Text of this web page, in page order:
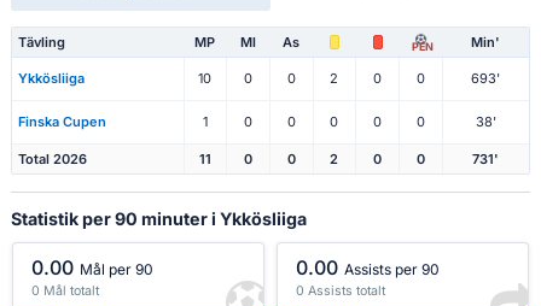
Tävling MP Ml As PEN Min'
Ykkösliiga 10 0 0 2 0 0 693'
Finska Cupen 1 0 0 0 0 0 38'
Total 2026 11 0 0 2 0 0 731'
Statistik per 90 minuter i Ykkösliiga
0.00 Mål per 90
0 Mål totalt
0.00 Assists per 90
0 Assists totalt